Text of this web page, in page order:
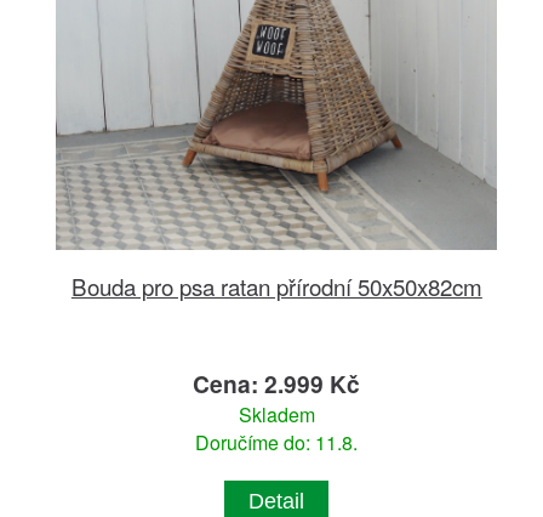
Bouda pro psa ratan přírodní 50x50x82cm
Cena: 2.999 Kč
Skladem
Doručíme do: 11.8.
Detail